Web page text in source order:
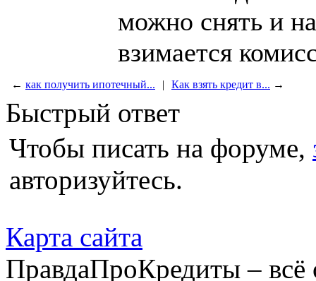
можно снять и
взимается
← как получить ипотечный... | Как взять кредит в... →
Быстрый ответ
Чтобы писать на форуме,
авторизуйтесь.
Карта сайта
ПравдаПроКредиты –